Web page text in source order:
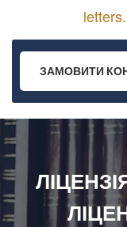
ЗАМОВИТИ